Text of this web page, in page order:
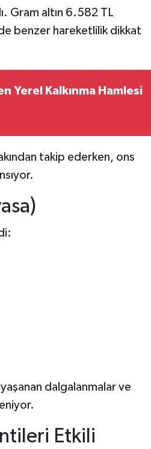
Gram altın 6.582 TL
benzer hareketlilik dikkat
Yerel Kalkınma Hamlesi
takip ederken, ons
dalgalanmalar ve
Etkili